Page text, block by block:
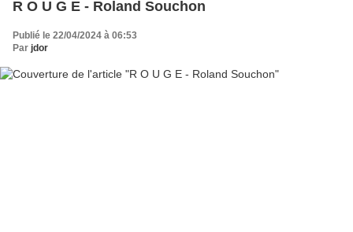
R O U G E - Roland Souchon
Publié le 22/04/2024 à 06:53
Par jdor